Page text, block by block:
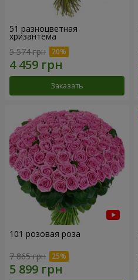
51 разноцветная
хризантема
5 574 грн
Заказать
101 розовая роза
7 865 грн